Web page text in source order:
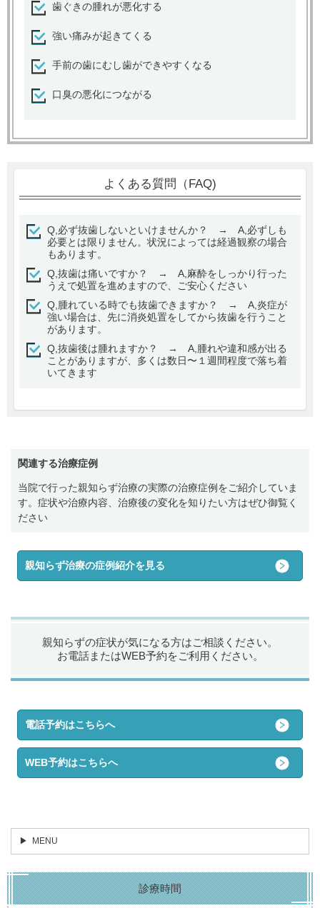
歯ぐきの腫れが悪化する
強い痛みが起きてくる
手前の歯にむし歯ができやすくなる
口臭の悪化につながる
よくある質問（FAQ)
Q,必ず抜歯しないといけませんか？ → A,必ずしも
必要とは限りません。状況によっては経過観察の場合
もあります。
Q,抜歯は痛いですか？ → A,麻酔をしっかり行った
うえで処置を進めますので、ご安心ください
Q,腫れている時でも抜歯できますか？ → A,炎症が
強い場合は、先に消炎処置をしてから抜歯を行うこと
があります。
Q,抜歯後は腫れますか？ → A,腫れや違和感が出る
ことがありますが、多くは数日〜１週間程度で落ち着
いてきます
関連する治療症例
当院で行った親知らず治療の実際の治療症例をご紹介していま
す。症状や治療内容、治療後の変化を知りたい方はぜひ御覧く
ださい
親知らず治療の症例紹介を見る
親知らずの症状が気になる方はご相談ください。
お電話またはWEB予約をご利用ください。
電話予約はこちらへ
WEB予約はこちらへ
MENU
診療時間